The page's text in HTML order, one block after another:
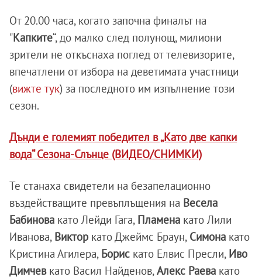
От 20.00 часа, когато започна финалът на
"Капките“, до малко след полунощ, милиони
зрители не откъснаха поглед от телевизорите,
впечатлени от избора на деветимата участници
(вижте тук) за последното им изпълнение този
сезон.
Дънди е големият победител в „Като две капки
вода“ Сезона-Слънце (ВИДЕО/СНИМКИ)
Те станаха свидетели на безапелационно
въздействащите превъплъщения на Весела
Бабинова като Лейди Гага, Пламена като Лили
Иванова, Виктор като Джеймс Браун, Симона като
Кристина Агилера, Борис като Елвис Пресли, Иво
Димчевкато Васил Найденов,Алекс Раева като